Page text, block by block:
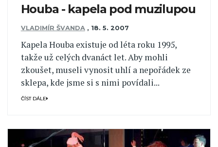
Houba - kapela pod muzilupou
VLADIMÍR ŠVANDA , 18. 5. 2007
Kapela Houba existuje od léta roku 1995,
takže už celých dvanáct let. Aby mohli
zkoušet, museli vynosit uhlí a nepořádek ze
sklepa, kde jsme si s nimi povídali...
ČÍST DÁLE